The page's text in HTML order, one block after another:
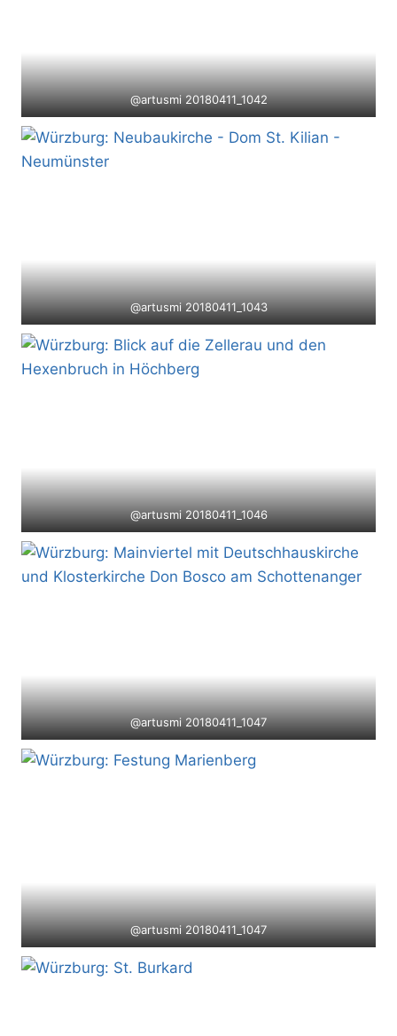
@artusmi 20180411_1042
@artusmi 20180411_1043
@artusmi 20180411_1046
@artusmi 20180411_1047
@artusmi 20180411_1047